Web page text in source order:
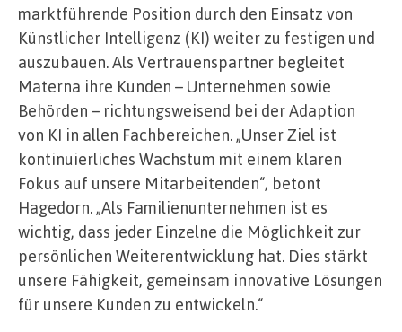
marktführende Position durch den Einsatz von
Künstlicher Intelligenz (KI) weiter zu festigen und
auszubauen. Als Vertrauenspartner begleitet
Materna ihre Kunden – Unternehmen sowie
Behörden – richtungsweisend bei der Adaption
von KI in allen Fachbereichen. „Unser Ziel ist
kontinuierliches Wachstum mit einem klaren
Fokus auf unsere Mitarbeitenden“, betont
Hagedorn. „Als Familienunternehmen ist es
wichtig, dass jeder Einzelne die Möglichkeit zur
persönlichen Weiterentwicklung hat. Dies stärkt
unsere Fähigkeit, gemeinsam innovative Lösungen
für unsere Kunden zu entwickeln.“